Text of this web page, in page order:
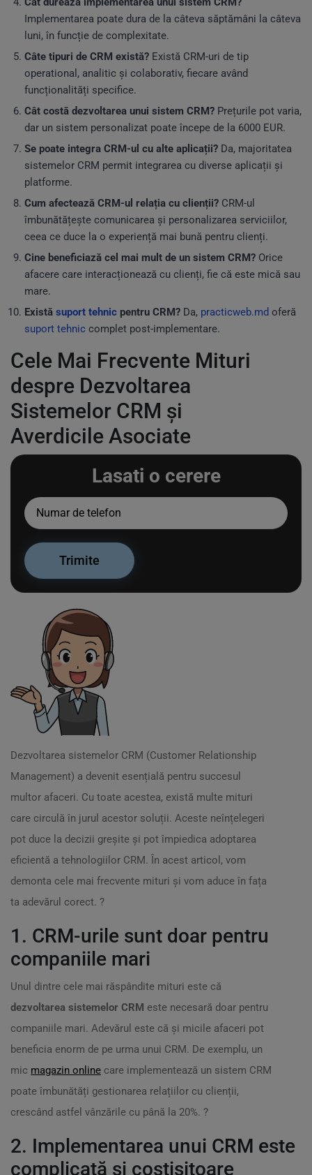
Implementarea poate dura de la câteva săptămâni la câteva
luni, în funcție de complexitate.
Câte tipuri de CRM există? Există CRM-uri de tip
operational, analitic și colaborativ, fiecare având
funcționalități specifice.
Cât costă dezvoltarea unui sistem CRM? Prețurile pot varia,
dar un sistem personalizat poate începe de la 6000 EUR.
Se poate integra CRM-ul cu alte aplicații? Da, majoritatea
sistemelor CRM permit integrarea cu diverse aplicații și
platforme.
Cum afectează CRM-ul relația cu clienții? CRM-ul
îmbunătățește comunicarea și personalizarea serviciilor,
ceea ce duce la o experiență mai bună pentru clienți.
Cine beneficiază cel mai mult de un sistem CRM? Orice
afacere care interacționează cu clienți, fie că este mică sau
mare.
Există suport tehnic pentru CRM? Da, practicweb.md oferă
suport tehnic complet post-implementare.
Cele Mai Frecvente Mituri
despre Dezvoltarea
Sistemelor CRM și
Averdicile Asociate
Lasati o cerere
Dezvoltarea sistemelor CRM (Customer Relationship
Management) a devenit esențială pentru succesul
multor afaceri. Cu toate acestea, există multe mituri
care circulă în jurul acestor soluții. Aceste neînțelegeri
pot duce la decizii greșite și pot împiedica adoptarea
eficientă a tehnologiilor CRM. În acest articol, vom
demonta cele mai frecvente mituri și vom aduce în fața
ta adevărul corect. ?
1. CRM-urile sunt doar pentru
companiile mari
Unul dintre cele mai răspândite mituri este că
dezvoltarea sistemelor CRM este necesară doar pentru
companiile mari. Adevărul este că și micile afaceri pot
beneficia enorm de pe urma unui CRM. De exemplu, un
mic magazin online care implementează un sistem CRM
poate îmbunătăți gestionarea relațiilor cu clienții,
crescând astfel vânzările cu până la 20%. ?
2. Implementarea unui CRM este
complicată și costisitoare